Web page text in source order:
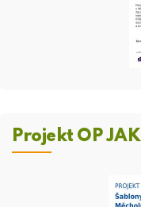
Projekt OP JAK